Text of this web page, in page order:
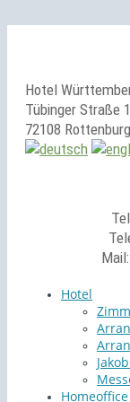
Hotel
Tübinger Straße
72108
Mail:
Hotel
Homeoffice